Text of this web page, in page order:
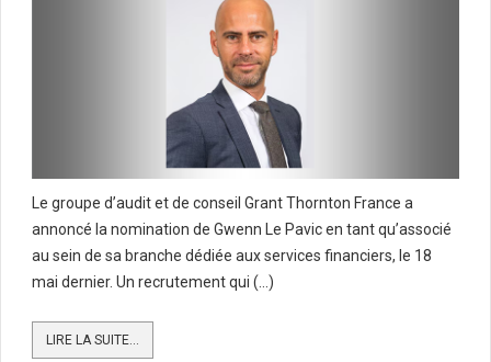
Le groupe d’audit et de conseil Grant Thornton France a
annoncé la nomination de Gwenn Le Pavic en tant qu’associé
au sein de sa branche dédiée aux services financiers, le 18
mai dernier. Un recrutement qui (...)
LIRE LA SUITE...